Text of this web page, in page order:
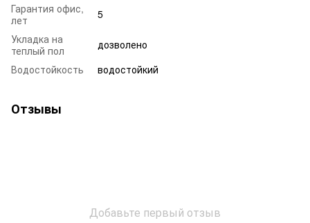
Гарантия офис,
лет
5
Укладка на
теплый пол
дозволено
Водостойкость
водостойкий
Отзывы
Добавьте первый отзыв